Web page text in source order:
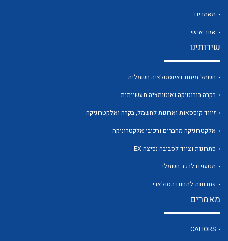
לכל מוצרי היצרן
מאמרים
אזור אישי
שירותינו
חשמל מיתוג ואינסטלציה חשמלית
בקרה רובוטיקה ואוטומציה תעשייתית
זיווד קופסאות וארונות לחשמל, בקרה ואלקטרוניקה
אלקטרוניקה מחברים ורכיבי אלקטרוניקה
פתרונות וציוד לסביבה נפיצה EX
מטענים לרכב חשמלי
פתרונות לתחום הסולארי
מאמרים
CAHORS